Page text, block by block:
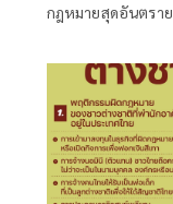
กฎหมายสุดอันตราย